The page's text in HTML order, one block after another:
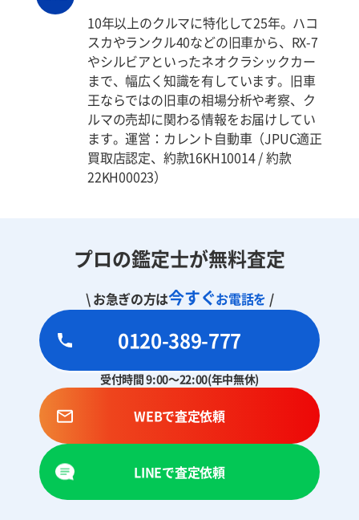
10年以上のクルマに特化して25年。ハコ
スカやランクル40などの旧車から、RX-7
やシルビアといったネオクラシックカー
まで、幅広く知識を有しています。旧車
王ならではの旧車の相場分析や考察、ク
ルマの売却に関わる情報をお届けしてい
ます。運営：カレント自動車（JPUC適正
買取店認定、約款16KH10014 / 約款
22KH00023）
プロの鑑定士が無料査定
\ お急ぎの方は今すぐお電話を /
0120-389-777
受付時間 9:00～22:00(年中無休)
WEBで査定依頼
LINEで査定依頼